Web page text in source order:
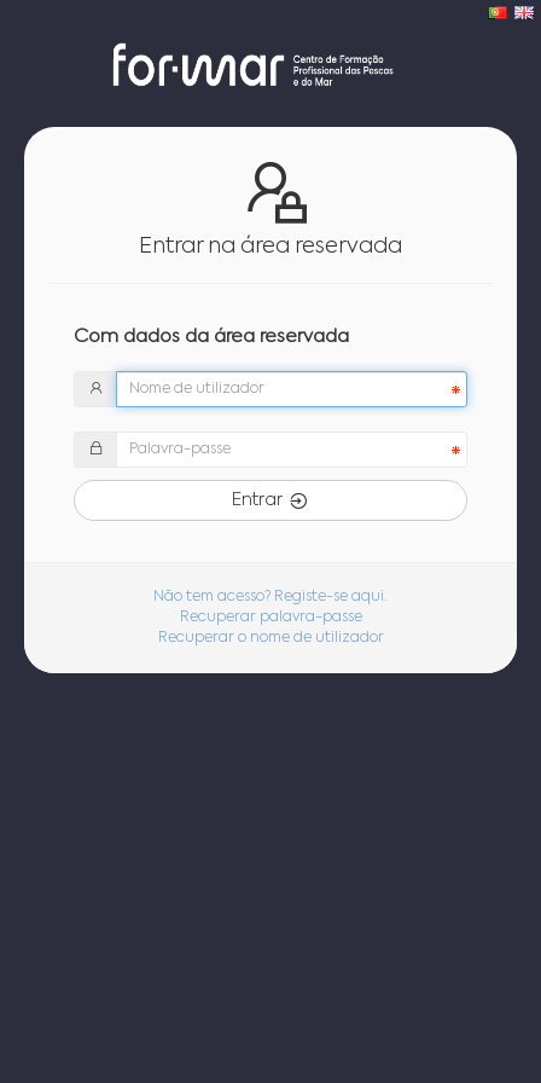
Entrar na área reservada
Com dados da área reservada
Entrar
Não tem acesso? Registe-se aqui.
Recuperar palavra-passe
Recuperar o nome de utilizador